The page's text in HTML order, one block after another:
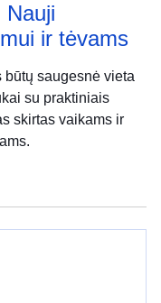
Nauji
ir tėvams
būtų saugesnė vieta
su praktiniais
skirtas vaikams ir